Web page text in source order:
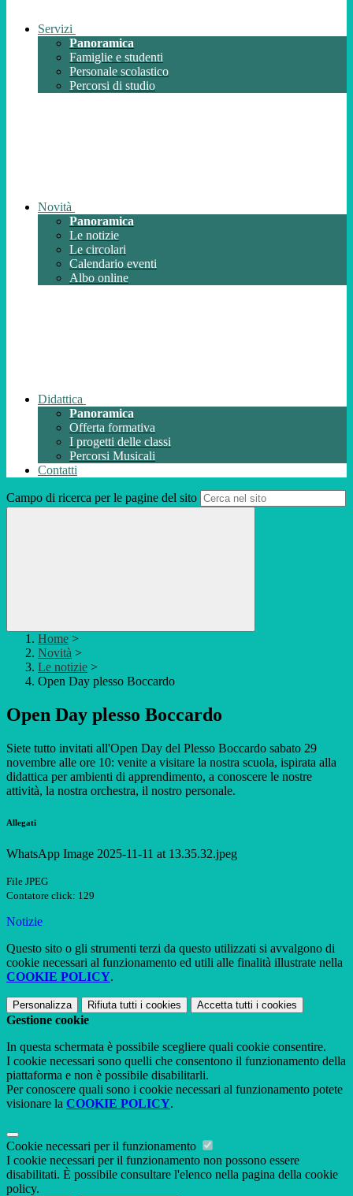
Servizi
Panoramica
Famiglie e studenti
Personale scolastico
Percorsi di studio
Novità
Panoramica
Le notizie
Le circolari
Calendario eventi
Albo online
Didattica
Panoramica
Offerta formativa
I progetti delle classi
Percorsi Musicali
Contatti
Campo di ricerca per le pagine del sito
Home >
Novità >
Le notizie >
Open Day plesso Boccardo
Open Day plesso Boccardo
Siete tutto invitati all'Open Day del Plesso Boccardo sabato 29
novembre alle ore 10: venite a visitare la nostra scuola, ispirata alla
didattica per ambienti di apprendimento, a conoscere le nostre
attività, la nostra orchestra, il nostro personale.
Allegati
WhatsApp Image 2025-11-11 at 13.35.32.jpeg
File JPEG
Contatore click: 129
Notizie
Questo sito o gli strumenti terzi da questo utilizzati si avvalgono di
cookie necessari al funzionamento ed utili alle finalità illustrate nella
COOKIE POLICY.
Personalizza Rifiuta tutti i cookies Accetta tutti i cookies
Gestione cookie
In questa schermata è possibile scegliere quali cookie consentire.
I cookie necessari sono quelli che consentono il funzionamento della
piattaforma e non è possibile disabilitarli.
Per conoscere quali sono i cookie necessari al funzionamento potete
visionare la COOKIE POLICY.
Cookie necessari per il funzionamento
I cookie necessari per il funzionamento non possono essere
disabilitati. È possibile consultare l'elenco nella pagina della cookie
policy.